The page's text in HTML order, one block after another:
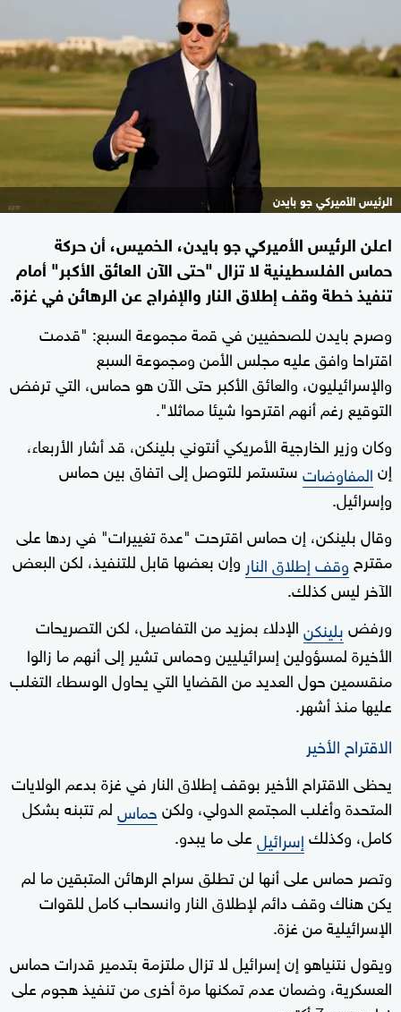
الرئيس الأميركي جو بايدن
اعلن الرئيس الأميركي جو بايدن، الخميس، أن حركة
حماس الفلسطينية لا تزال "حتى الآن العائق الأكبر" أمام
تنفيذ خطة وقف إطلاق النار والإفراج عن الرهائن في غزة.
وصرح بايدن للصحفيين في قمة مجموعة السبع: "قدمت
اقتراحا وافق عليه مجلس الأمن ومجموعة السبع
والإسرائيليون، والعائق الأكبر حتى الآن هو حماس، التي ترفض
التوقيع رغم أنهم اقترحوا شيئا مماثلا".
وكان وزير الخارجية الأمريكي أنتوني بلينكن، قد أشار الأربعاء،
إنالمفاوضاتستستمر للتوصل إلى اتفاق بين حماس
وإسرائيل.
وقال بلينكن، إن حماس اقترحت "عدة تغييرات" في ردها على
مقترح وقف إطلاق النار وإن بعضها قابل للتنفيذ، لكن البعض
الآخر ليس كذلك.
ورفضبلينكنالإدلاء بمزيد من التفاصيل، لكن التصريحات
الأخيرة لمسؤولين إسرائيليين وحماس تشير إلى أنهم ما زالوا
منقسمين حول العديد من القضايا التي يحاول الوسطاء التغلب
عليها منذ أشهر.
الاقتراح الأخير
يحظى الاقتراح الأخير بوقف إطلاق النار في غزة بدعم الولايات
المتحدة وأغلب المجتمع الدولي، ولكنحماسلم تتبنه بشكل
كامل، وكذلكإسرائيلعلى ما يبدو.
وتصر حماس على أنها لن تطلق سراح الرهائن المتبقين ما لم
يكن هناك وقف دائم لإطلاق النار وانسحاب كامل للقوات
الإسرائيلية من غزة.
ويقول نتنياهو إن إسرائيل لا تزال ملتزمة بتدمير قدرات حماس
العسكرية، وضمان عدم تمكنها مرة أخرى من تنفيذ هجوم على